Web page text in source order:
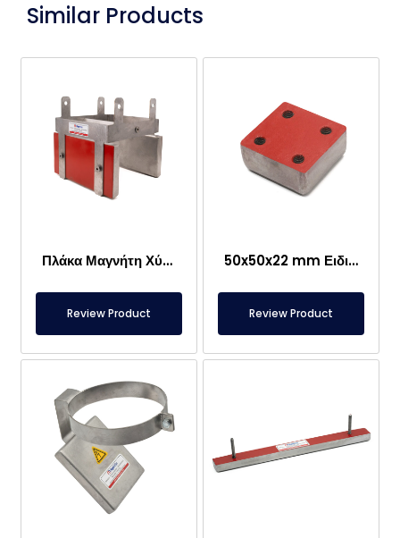
Similar Products
Πλάκα Μαγνήτη Χύτευσης Ελικοειδούς Μεταφορέα
Review Product
50x50x22 mm Ειδικής Παραγωγής Μαγνήτης Πλάκας
Review Product